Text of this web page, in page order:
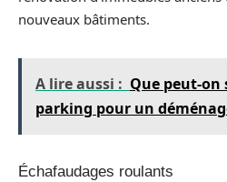
nouveaux bâtiments.
A lire aussi : Que peut-on
parking pour un
Échafaudages roulants